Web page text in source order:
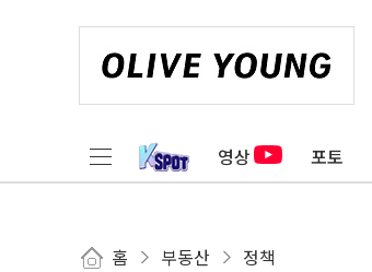
영상 포토
홈 부동산 정책